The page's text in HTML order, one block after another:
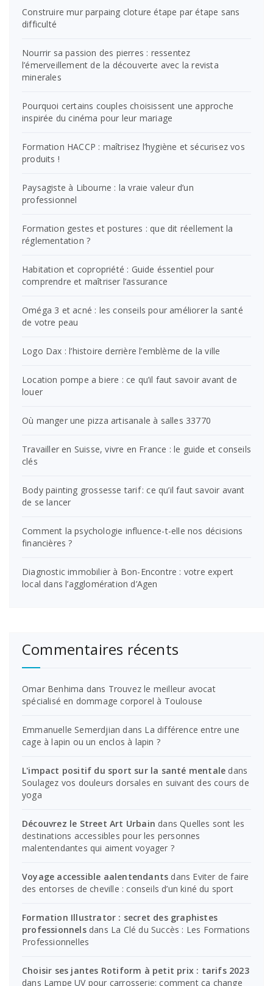
Construire mur parpaing cloture étape par étape sans
difficulté
Nourrir sa passion des pierres : ressentez
l’émerveillement de la découverte avec la revista
minerales
Pourquoi certains couples choisissent une approche
inspirée du cinéma pour leur mariage
Formation HACCP : maîtrisez l’hygiène et sécurisez vos
produits !
Paysagiste à Libourne : la vraie valeur d’un
professionnel
Formation gestes et postures : que dit réellement la
réglementation ?
Habitation et copropriété : Guide éssentiel pour
comprendre et maîtriser l’assurance
Oméga 3 et acné : les conseils pour améliorer la santé
de votre peau
Logo Dax : l’histoire derrière l’emblème de la ville
Location pompe a biere : ce qu’il faut savoir avant de
louer
Où manger une pizza artisanale à salles 33770
Travailler en Suisse, vivre en France : le guide et conseils
clés
Body painting grossesse tarif : ce qu’il faut savoir avant
de se lancer
Comment la psychologie influence-t-elle nos décisions
financières ?
Diagnostic immobilier à Bon-Encontre : votre expert
local dans l’agglomération d’Agen
Commentaires récents
Omar Benhima dans Trouvez le meilleur avocat
spécialisé en dommage corporel à Toulouse
Emmanuelle Semerdjian dans La différence entre une
cage à lapin ou un enclos à lapin ?
L'impact positif du sport sur la santé mentale dans
Soulagez vos douleurs dorsales en suivant des cours de
yoga
Découvrez le Street Art Urbain dansQuelles sont les
destinations accessibles pour les personnes
malentendantes qui aiment voyager ?
Voyage accessible aalentendants dans Eviter de faire
des entorses de cheville : conseils d’un kiné du sport
Formation Illustrator : secret des graphistes
professionnelsdans La Clé du Succès : Les Formations
Professionnelles
Choisir ses jantes Rotiform à petit prix : tarifs 2023
dans Lampe UV pour carrosserie: comment ça change